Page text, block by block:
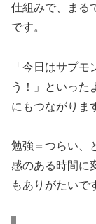
仕組みで、まる
です。
「今日はサプ
う！」といった
にもつながりま
勉強＝つらい、
感のある時間に
もありがたいで